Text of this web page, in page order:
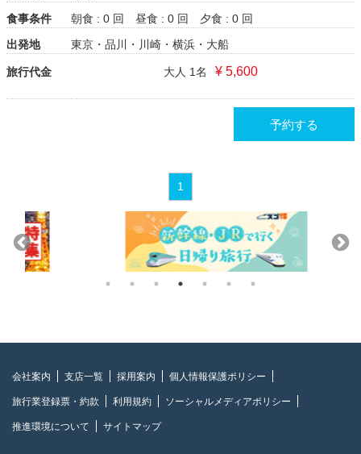
食事条件
朝食 : 0 回 昼食 : 0 回
夕食 : 0 回
出発地
東京・品川・川崎・横浜・大船
旅行代金 大人 1名 ¥ 5,600
予約する
1
会社案内 支店一覧 採用案内 個人情報保護ポリシー
旅行業登録票・約款 利用規約 ソーシャルメディアポリシー
推進環境について サイトマップ